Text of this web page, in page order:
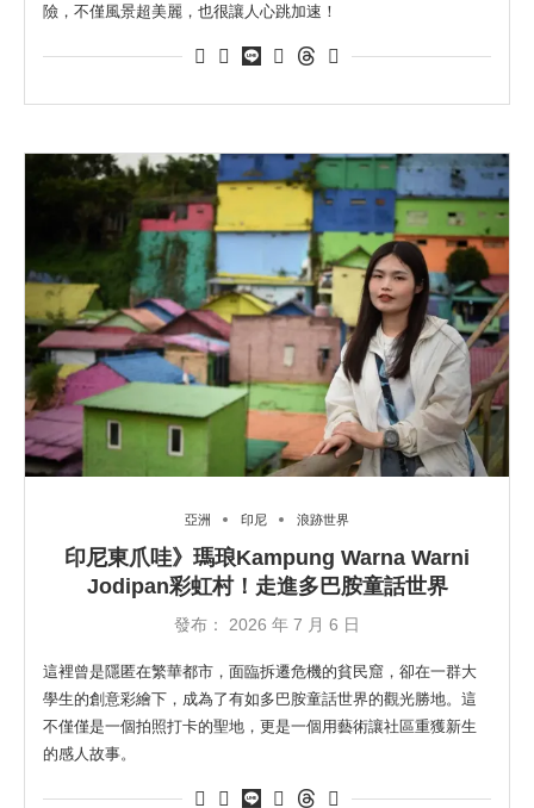
險，不僅風景超美麗，也很讓人心跳加速！
亞洲 印尼 浪跡世界
印尼東爪哇》瑪琅Kampung Warna Warni
Jodipan彩虹村！走進多巴胺童話世界
發布： 2026 年 7 月 6 日
這裡曾是隱匿在繁華都市，面臨拆遷危機的貧民窟，卻在一群大
學生的創意彩繪下，成為了有如多巴胺童話世界的觀光勝地。這
不僅僅是一個拍照打卡的聖地，更是一個用藝術讓社區重獲新生
的感人故事。